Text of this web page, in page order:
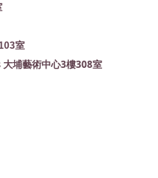
室
埔藝術中心3樓308室